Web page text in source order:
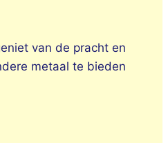
van de pracht en
metaal te bieden